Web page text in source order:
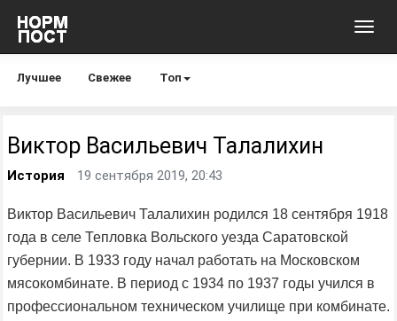
Лучшее Свежее Топ
Виктор Васильевич Талалихин
История 19 сентября 2019, 20:43
Виктор Васильевич Талалихин родился 18 сентября 1918
года в селе Тепловка Вольского уезда Саратовской
губернии. В 1933 году начал работать на Московском
мясокомбинате. В период с 1934 по 1937 годы учился в
профессиональном техническом училище при комбинате.